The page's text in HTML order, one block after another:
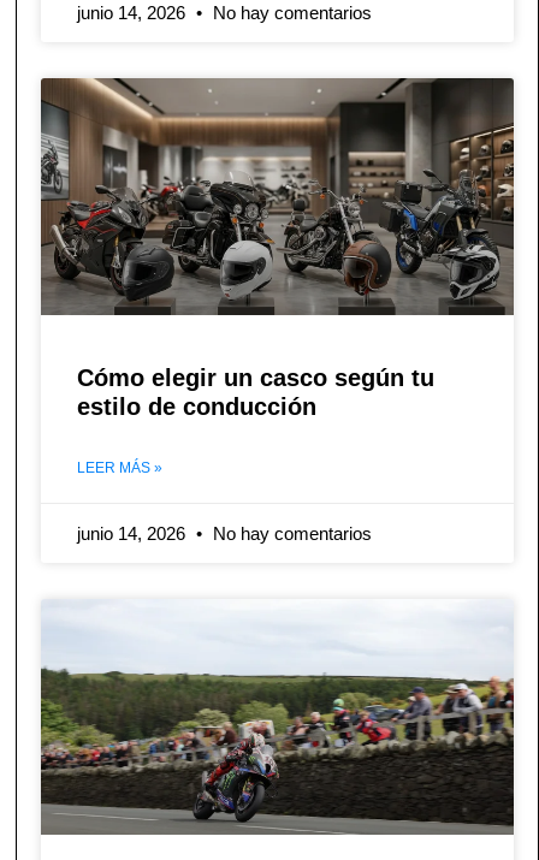
junio 14, 2026 No hay comentarios
Cómo elegir un casco según tu
estilo de conducción
LEER MÁS »
junio 14, 2026 No hay comentarios